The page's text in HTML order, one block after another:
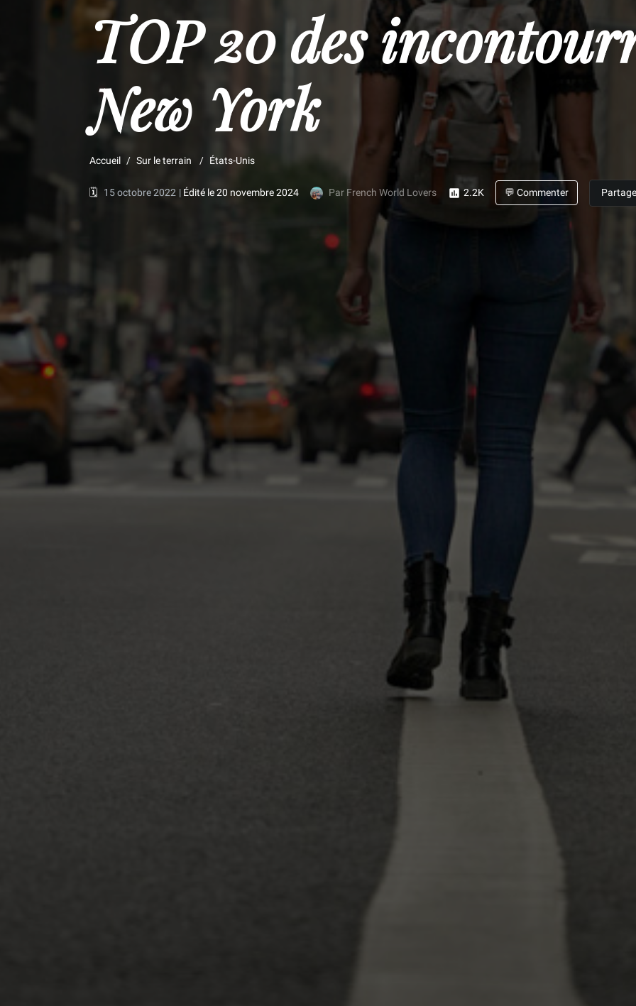
TOP 20 des
New York
Accueil Sur le terrain États-Unis
🗓️ 15 octobre 2022 | Édité le 20 novembre 2024 Par French World Lovers 2.2K 💬 Commenter